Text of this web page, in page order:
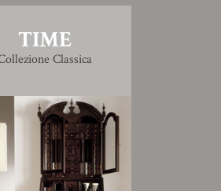
TIME
Classica